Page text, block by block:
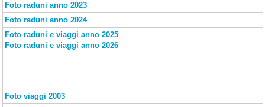
Foto raduni anno 2023
Foto raduni anno 2024
Foto raduni e viaggi anno 2025
Foto raduni e viaggi anno 2026
Foto viaggi 2003